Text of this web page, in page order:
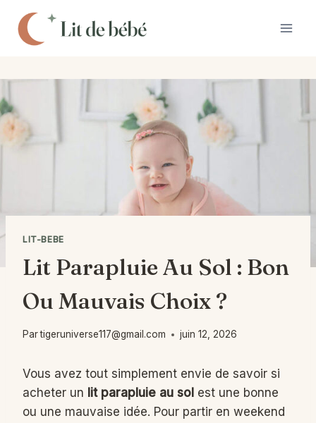
contenu
LIT-BEBE
Lit Parapluie Au Sol : Bon
Ou Mauvais Choix ?
Partigeruniverse117@gmail.com juin 12, 2026
Vous avez tout simplement envie de savoir si
acheter un lit parapluie au sol est une bonne
ou une mauvaise idée. Pour partir en weekend